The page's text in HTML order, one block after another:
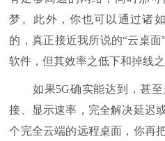
梦。此外，你也可以通过诸如
的，真正接近我所说的“云桌
软件，但其效率之低下和掉线
如果5G确实能达到，甚至
接、显示速率，完全解决延迟
个完全云端的远程桌面，你再